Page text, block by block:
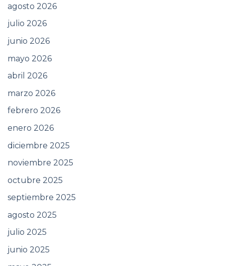
agosto 2026
julio 2026
junio 2026
mayo 2026
abril 2026
marzo 2026
febrero 2026
enero 2026
diciembre 2025
noviembre 2025
octubre 2025
septiembre 2025
agosto 2025
julio 2025
junio 2025